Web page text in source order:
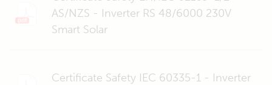
AS/NZS - Inverter RS 48/6000 230V
Smart Solar
Certificate Safety IEC 60335-1 - Inverter